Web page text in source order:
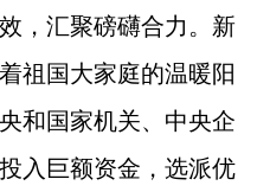
汇聚磅礴合力。新
祖国大家庭的温暖阳
和国家机关、中央企
入巨额资金，选派优